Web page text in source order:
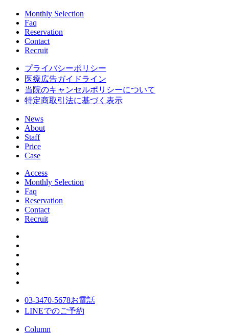
Monthly Selection
Faq
Reservation
Contact
Recruit
プライバシーポリシー
医療広告ガイドライン
当院のキャンセルポリシーについて
特定商取引法に基づく表示
News
About
Staff
Price
Case
Access
Monthly Selection
Faq
Reservation
Contact
Recruit
03-3470-5678お電話
LINEでのご予約
Column